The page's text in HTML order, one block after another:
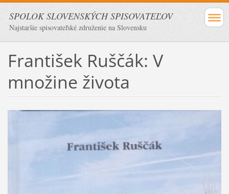
SPOLOK SLOVENSKÝCH SPISOVATEĽOV
Najstaršie spisovateľské združenie na Slovensku
František Ruščák: V
množine života